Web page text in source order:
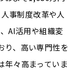
事制度改革や人
AI活用や組織変
り、高い専門性を
年々高まっていま